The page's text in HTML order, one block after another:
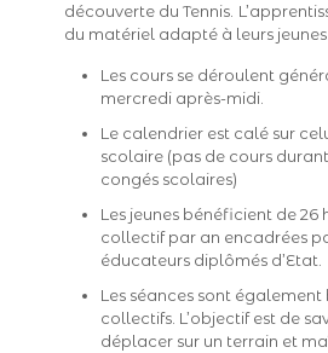
découverte du Tennis.
du matériel adapté à leurs jeunes
Les cours se déroulent
mercredi après-midi.
Le calendrier est calé sur
scolaire (pas de cours
congés scolaires)
Les jeunes bénéficient de 26
collectif par an encadrées
éducateurs diplômés d’Etat.
Les séances sont également
collectifs. L’objectif est de
déplacer sur un terrain et